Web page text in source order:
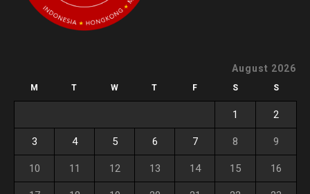
August 2026
M T W T F S S
1 2
3 4 5 6 7 8 9
10 11 12 13 14 15 16